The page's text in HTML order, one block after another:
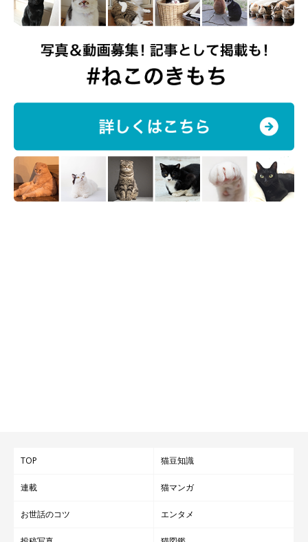
猫は騒がしい環境が苦手なので、人の足音にも過敏に反応しま
す。スリッパはパタパタと大きな音が出てしまうため、猫が嫌が
る原因に。室内履きは、スリッパよりも音が出ないルームシュー
ズがおすすめです。
「猫にモテる人」は、言い換えると「猫が安心して身を預けてい
る人」です。愛猫に信頼してもらえるよう、毎日の接し方を考え
てみましょう。
お話を伺った先生／菊池亜都子先生（獣医師）
TOP 猫豆知識
連載 猫マンガ
お世話のコツ エンタメ